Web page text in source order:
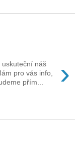
›
uskuteční náš
pro vás info,
přím...